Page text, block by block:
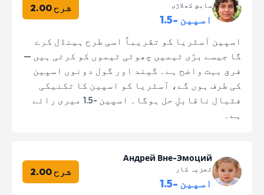
سابق کھلاڑی
اسپین -1.5
شرح 2.00
اسپین آسٹریا کو تقریباً اسی طرح ہینڈل کرے
گا جیسے بڑی ٹیمیں چھوٹی ٹیموں کو کرتی ہیں —
فرق بہت واضح ہے۔ گیند اور گول دونوں اسپین
کی طرف ہوں گے، آسٹریا کو اسپین کا تکنیکی
فٹبال ناقابلِ حل ہوگا۔ اسپین -1.5 میری رائے
ہے۔
Андрей Вне-Эмоций
تجزیہ کار
اسپین -1.5
شرح 2.00